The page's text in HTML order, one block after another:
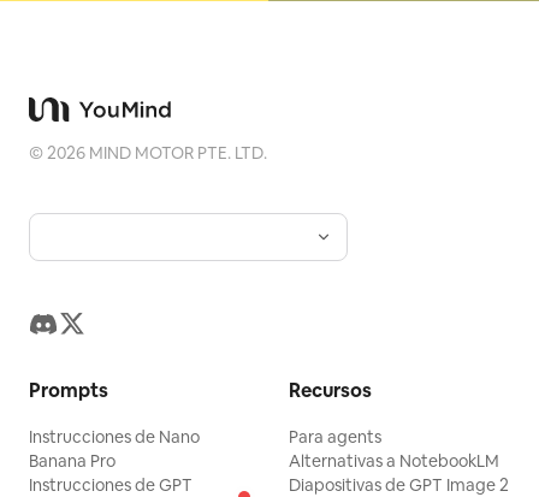
©2026 MIND MOTOR PTE. LTD.
Prompts
Instrucciones de Nano
Banana Pro
Instrucciones de GPT
Recursos
Para agents
Alternativas a NotebookLM
Diapositivas de GPT Image 2